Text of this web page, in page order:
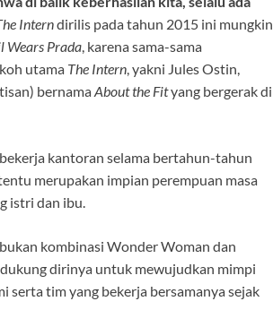
Interndirilis pada tahun 2015 ini mungkin
Wears Prada, karena sama-sama
utama The Intern, yakni Jules Ostin,
bernamaAbout the Fityang bergerak di
kantoran selama bertahun-tahun
merupakan impian perempuan masa
istri dan ibu.
kombinasi Wonder Woman dan
dirinya untuk mewujudkan mimpi
serta tim yang bekerja bersamanya sejak